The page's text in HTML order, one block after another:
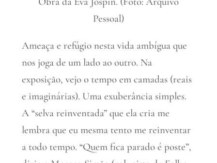
Pessoal)
Ameaça e refúgio nesta vida ambígua que
nos joga de um lado ao outro. Na
exposição, vejo o tempo em camadas (reais
e imaginárias). Uma exuberância simples.
A “selva reinventada” que ela cria me
lembra que eu mesma tento me reinventar
a todo tempo. “Quem fica parado é poste”,